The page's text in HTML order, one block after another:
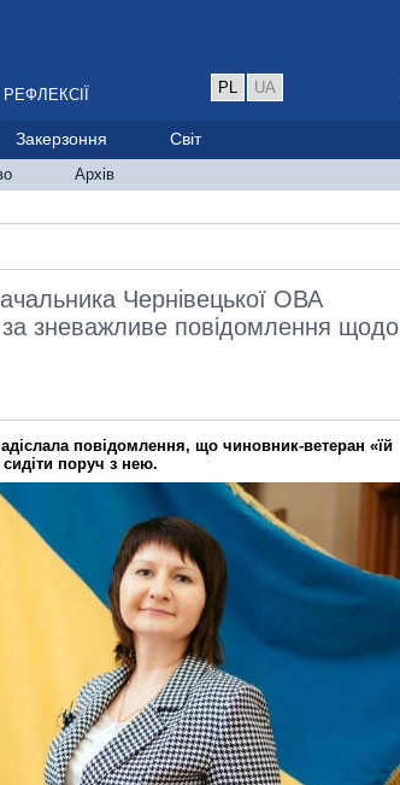
PL UA
Закерзоння Світ
Архів
Чернівецької ОВА
за зневажливе повідомлення щодо
повідомлення, що чиновник-ветеран «їй
поруч з нею.